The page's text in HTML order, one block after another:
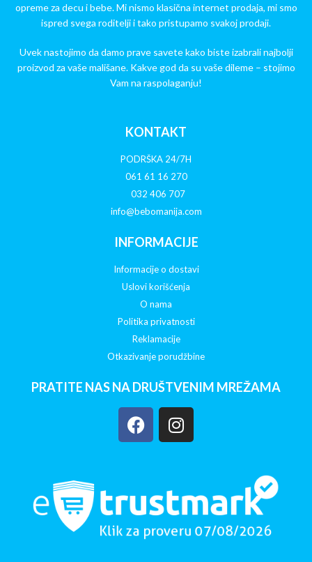
opreme za decu i bebe. Mi nismo klasična internet prodaja, mi smo
ispred svega roditelji i tako pristupamo svakoj prodaji.
Uvek nastojimo da damo prave savete kako biste izabrali najbolji
proizvod za vaše mališane. Kakve god da su vaše dileme – stojimo
Vam na raspolaganju!
KONTAKT
PODRŠKA 24/7H
061 61 16 270
032 406 707
info@bebomanija.com
INFORMACIJE
Informacije o dostavi
Uslovi korišćenja
O nama
Politika privatnosti
Reklamacije
Otkazivanje porudžbine
PRATITE NAS NA DRUŠTVENIM MREŽAMA